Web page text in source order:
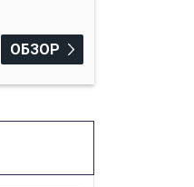
ОБЗОР